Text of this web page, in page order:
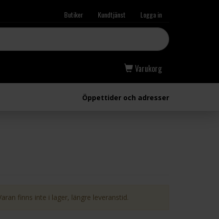
Butiker Kundtjänst Logga in
Varukorg
Öppettider och adresser
finns inte i lager, längre leveranstid.